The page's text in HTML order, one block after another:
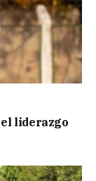
liderazgo